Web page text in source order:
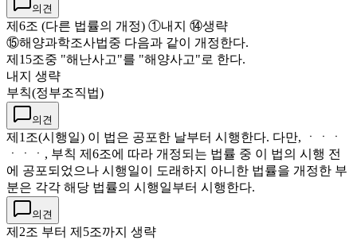
의견
제6조 (다른 법률의 개정) ①내지 ⑭생략
⑮해양과학조사법중 다음과 같이 개정한다.
제15조중 "해난사고"를 "해양사고"로 한다.
내지 생략
부칙(정부조직법)
의견
제1조(시행일) 이 법은 공포한 날부터 시행한다. 다만, ㆍㆍㆍ
ㆍㆍㆍ, 부칙 제6조에 따라 개정되는 법률 중 이 법의 시행 전
에 공포되었으나 시행일이 도래하지 아니한 법률을 개정한 부
분은 각각 해당 법률의 시행일부터 시행한다.
의견
제2조 부터 제5조까지 생략